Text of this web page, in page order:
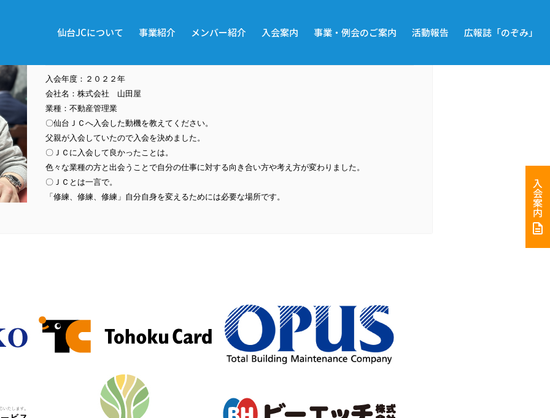
仙台JCについて 事業紹介 メンバー紹介 入会案内 事業・例会のご案内 活動報告 広報誌「のぞみ」
入会案内
入会年度：２０２２年
会社名：株式会社 山田屋
業種：不動産管理業
〇仙台ＪＣへ入会した動機を教えてください。
父親が入会していたので入会を決めました。
〇ＪＣに入会して良かったことは。
色々な業種の方と出会うことで自分の仕事に対する向き合い方や考え方が変わりました。
〇ＪＣとは一言で。
「修練、修練、修練」自分自身を変えるためには必要な場所です。